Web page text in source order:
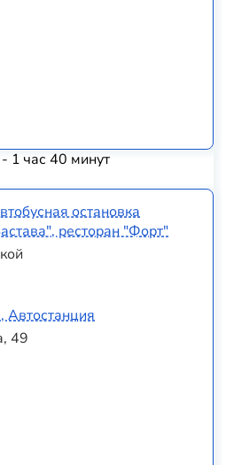
1 час 40 минут
остановка
ресторан "Форт"
Автостанция
49